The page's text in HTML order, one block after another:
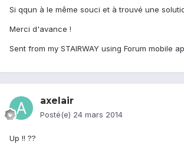
Si qqun à le même souci et à trouvé une
Merci d'avance !
Sent from my STAIRWAY using Forum mobile
axelair
Posté(e) 24 mars 2014
Up !! ??